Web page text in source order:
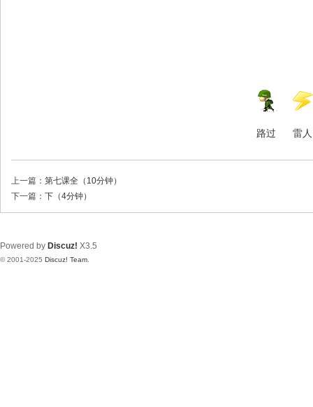
路过 雷人
上一篇： 第七课全（10分钟）
下一篇： 下（4分钟）
Powered by Discuz! X3.5
© 2001-2025 Discuz! Team